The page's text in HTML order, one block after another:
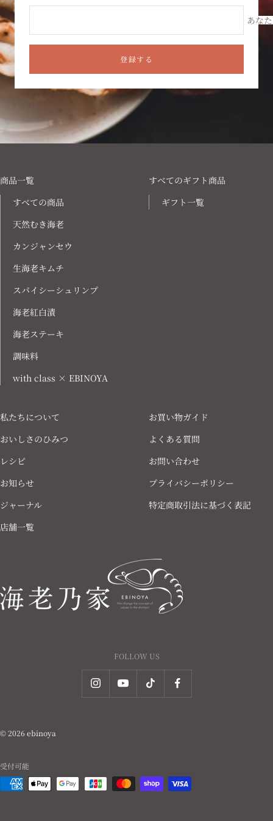
あな
登録する
商品一覧
すべての商品
天然むき海老
カンジャンセウ
生海老キムチ
スパイシーシュリンプ
海老紅白漬
海老ステーキ
調味料
with class × EBINOYA
すべてのギフト商品
ギフト一覧
私たちについて
おいしさのひみつ
レシピ
お知らせ
ジャーナル
店舗一覧
お買い物ガイド
よくある質問
お問い合わせ
プライバシーポリシー
特定商取引法に基づく表記
FOLLOW US
© 2026 ebinoya
受付可能